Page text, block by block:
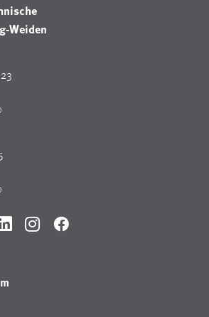
Weiden
LinkedInInstagramFacebook